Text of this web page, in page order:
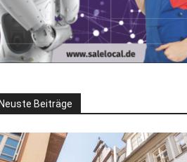
Beiträge